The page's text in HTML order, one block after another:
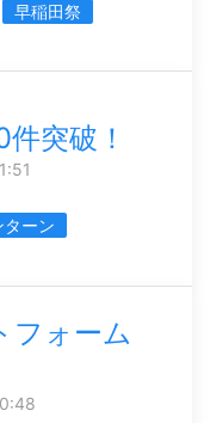
早稲田祭
突破！
ターン
フォーム